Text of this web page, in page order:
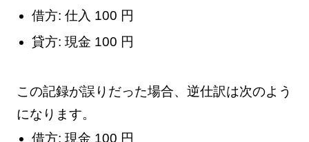
借方: 仕入 100 円
貸方: 現金 100 円
この記録が誤りだった場合、逆仕訳は次のよう
になります。
借方: 現金 100 円